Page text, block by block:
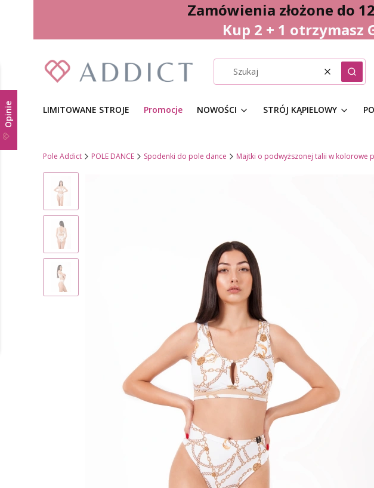
Zamówienia złożone do
Kup 2 + 1 otrzymasz
WyczyśćSzukaj
LIMITOWANE STROJE Promocje NOWOŚCI STRÓJ KĄPIELOWY
Pole Addict POLE DANCE Spodenki do pole dance Majtki o podwyższonej talii w kolorowe
Opinie